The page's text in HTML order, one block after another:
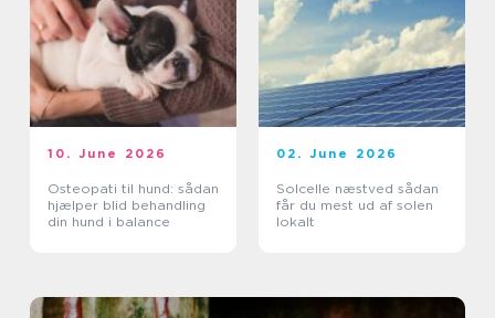
10. June 2026
Osteopati til hund: sådan
hjælper blid behandling
din hund i balance
02. June 2026
Solcelle næstved sådan
får du mest ud af solen
lokalt